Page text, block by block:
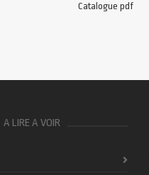
Catalogue pdf
A LIRE A VOIR